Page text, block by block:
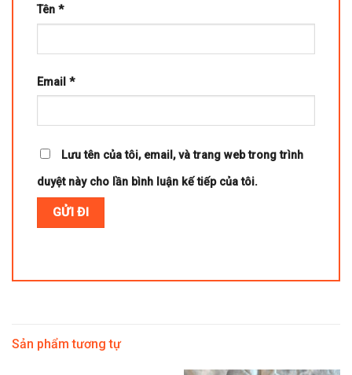
Tên *
Email *
Lưu tên của tôi, email, và trang web trong trình
duyệt này cho lần bình luận kế tiếp của tôi.
Sản phẩm tương tự